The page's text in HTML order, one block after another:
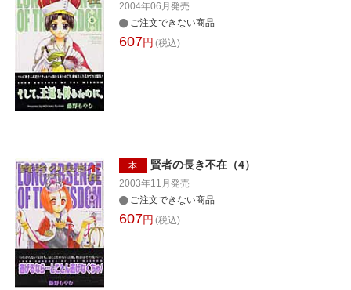
2004年06月 発売
ご注文できない商品
607円 (税込)
本 賢者の長き不在（4）
2003年11月 発売
ご注文できない商品
607円 (税込)